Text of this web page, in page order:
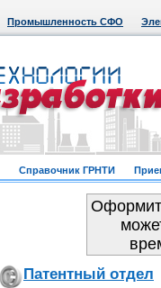
Промышленность СФО
Справочник ГРНТИ
Патентный отдел